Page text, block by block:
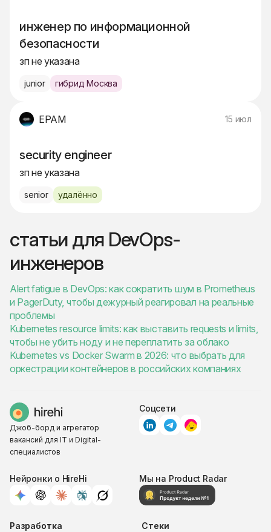
инженер по информационной
безопасности
зп не указана
junior гибрид Москва
EPAM 15 июл
security engineer
зп не указана
senior удалённо
статьи для DevOps-
инженеров
Alert fatigue в DevOps: как сократить шум в Prometheus
и PagerDuty, чтобы дежурный реагировал на реальные
проблемы
Kubernetes resource limits: как выставить requests и limits,
чтобы не убить ноду и не переплатить за облако
Kubernetes vs Docker Swarm в 2026: что выбрать для
оркестрации контейнеров в российских компаниях
Джоб-борд и агрегатор
вакансий для IT и Digital-
специалистов
Соцсети
Нейронки о HireHi Мы на Product Radar
Разработка Стеки